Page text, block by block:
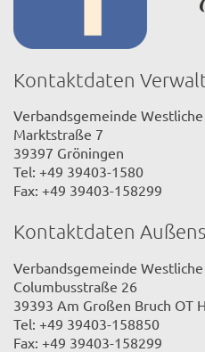
Kontaktdaten
Verbandsgemeinde
Marktstraße 7
39397 Gröningen
Tel: +49 39403-1580
Fax: +49 39403-158299
Kontaktdaten
Verbandsgemeinde
Columbusstraße 26
39393 Am Großen Bruch OT
Tel: +49 39403-158850
Fax: +49 39403-158299